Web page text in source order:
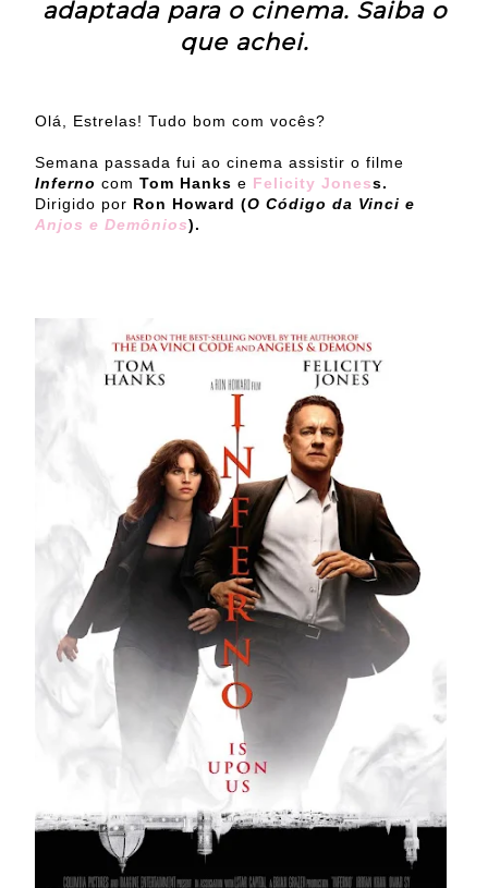
adaptada para o cinema. Saiba o
que achei.
Olá, Estrelas! Tudo bom com vocês?
Semana passada fui ao cinema assistir o filme
Inferno com Tom Hanks e Felicity Joness.
Dirigido por Ron Howard (O Código da Vinci e
Anjos e Demônios).